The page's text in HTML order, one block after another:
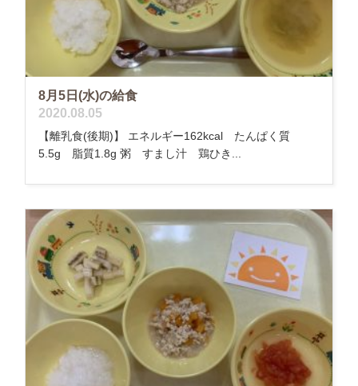
8月5日(水)の給食
2020.08.05
【離乳食(後期)】 エネルギー162kcal たんぱく質
5.5g 脂質1.8g 粥 すまし汁 鶏ひき...